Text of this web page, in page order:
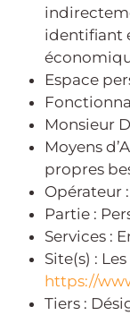
identifiant
Espace
Monsieur
Moyens
propres
Opérateur
Partie :
Services :
Site(s) :
https://
Tiers :